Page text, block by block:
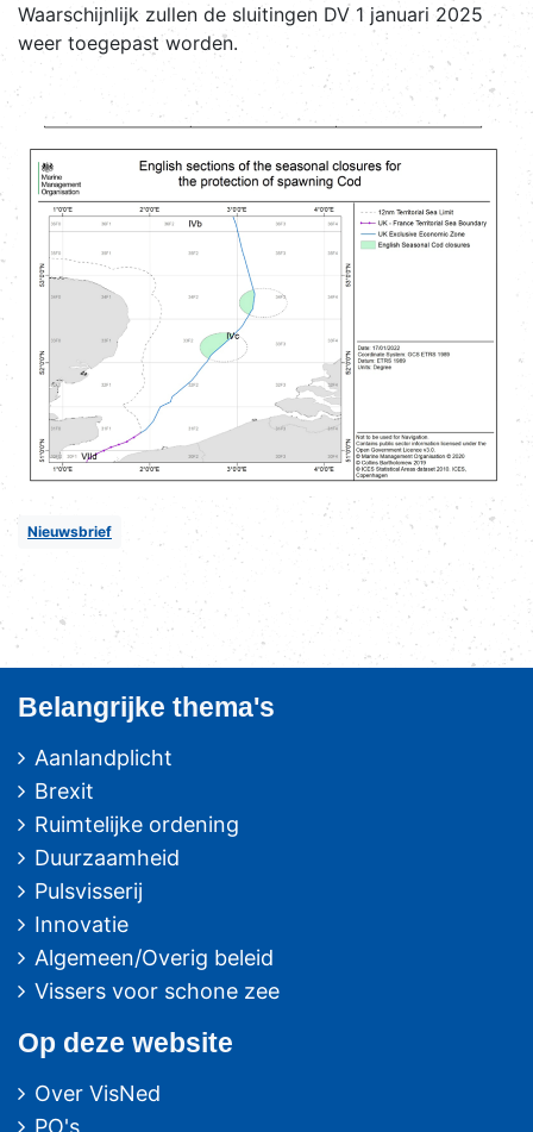
Waarschijnlijk zullen de sluitingen DV 1 januari 2025
weer toegepast worden.
Nieuwsbrief
Belangrijke thema's
Aanlandplicht
Brexit
Ruimtelijke ordening
Duurzaamheid
Pulsvisserij
Innovatie
Algemeen/Overig beleid
Vissers voor schone zee
Op deze website
Over VisNed
PO's